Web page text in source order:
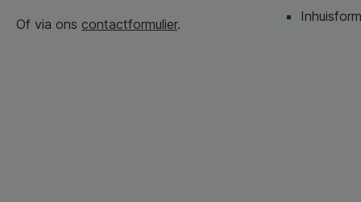
Of via ons contactformulier.